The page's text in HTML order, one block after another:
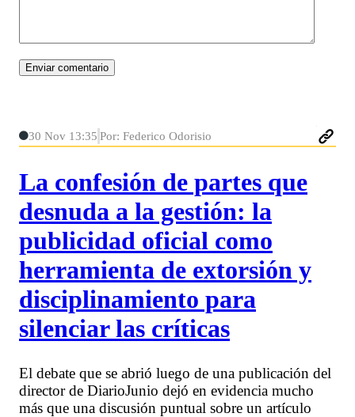
30 Nov 13:35 Por: Federico Odorisio
La confesión de partes que
desnuda a la gestión: la
publicidad oficial como
herramienta de extorsión y
disciplinamiento para
silenciar las críticas
El debate que se abrió luego de una publicación del
director de DiarioJunio dejó en evidencia mucho
más que una discusión puntual sobre un artículo